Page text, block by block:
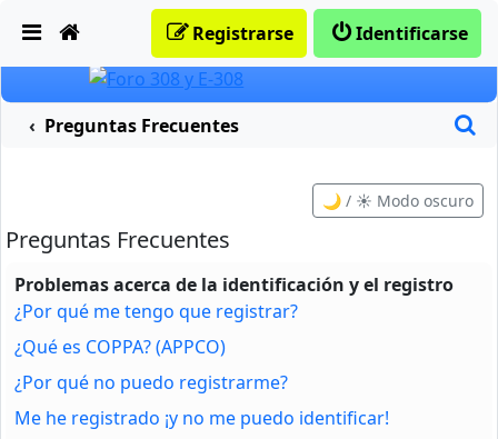
Identificarse
Registrarse
Preguntas Frecuentes
🌙 / ☀️ Modo oscuro
Preguntas Frecuentes
Problemas acerca de la identificación y el registro
¿Por qué me tengo que registrar?
¿Qué es COPPA? (APPCO)
¿Por qué no puedo registrarme?
Me he registrado ¡y no me puedo identificar!